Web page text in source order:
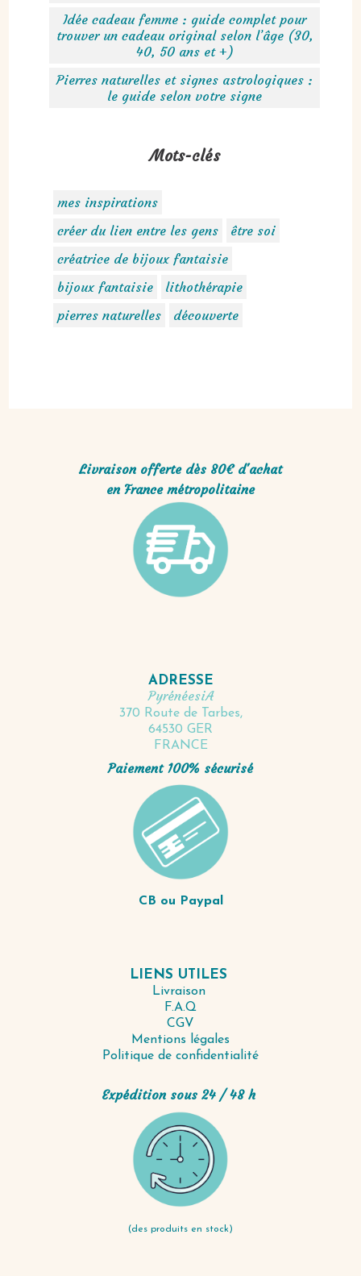
Idée cadeau femme : guide complet pour
trouver un cadeau original selon l’âge (30,
40, 50 ans et +)
Pierres naturelles et signes astrologiques :
le guide selon votre signe
Mots-clés
mes inspirations
créer du lien entre les gens
être soi
créatrice de bijoux fantaisie
bijoux fantaisie
lithothérapie
pierres naturelles
découverte
Livraison offerte dès 80€ d'achat
en France métropolitaine
ADRESSE
PyrénéesiA
370 Route de Tarbes,
64530 GER
FRANCE
Paiement 100% sécurisé
CB ou Paypal
LIENS UTILES
Livraison
F.A.Q
CGV
Mentions légales
Politique de confidentialité
Expédition sous 24 / 48 h
(des produits en stock)